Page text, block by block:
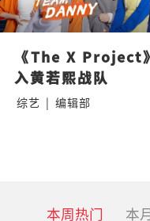
《The X Project
入黄若熙战队
综艺 | 编辑部
本周热门 本